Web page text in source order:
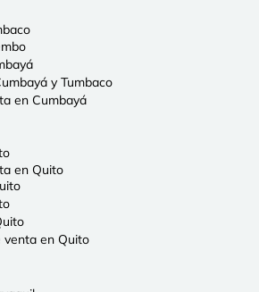
y Tumbaco
en Cumbayá
en Quito
venta en Quito